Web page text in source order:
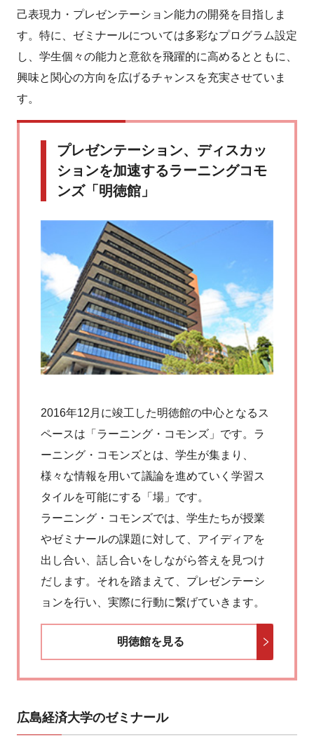
己表現力・プレゼンテーション能力の開発を目指しま
す。特に、ゼミナールについては多彩なプログラム設定
し、学生個々の能力と意欲を飛躍的に高めるとともに、
興味と関心の方向を広げるチャンスを充実させていま
す。
プレゼンテーション、ディスカッ
ションを加速するラーニングコモ
ンズ「明徳館」
2016年12月に竣工した明徳館の中心となるス
ペースは「ラーニング・コモンズ」です。ラ
ーニング・コモンズとは、学生が集まり、
様々な情報を用いて議論を進めていく学習ス
タイルを可能にする「場」です。
ラーニング・コモンズでは、学生たちが授業
やゼミナールの課題に対して、アイディアを
出し合い、話し合いをしながら答えを見つけ
だします。それを踏まえて、プレゼンテーシ
ョンを行い、実際に行動に繋げていきます。
明徳館を見る
広島経済大学のゼミナール